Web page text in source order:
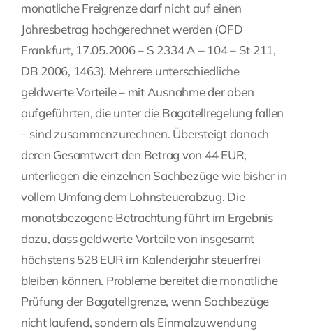
monatliche Freigrenze darf nicht auf einen
Jahresbetrag hochgerechnet werden (OFD
Frankfurt, 17.05.2006 – S 2334 A – 104 – St 211,
DB 2006, 1463). Mehrere unterschiedliche
geldwerte Vorteile – mit Ausnahme der oben
aufgeführten, die unter die Bagatellregelung fallen
– sind zusammenzurechnen. Übersteigt danach
deren Gesamtwert den Betrag von 44 EUR,
unterliegen die einzelnen Sachbezüge wie bisher in
vollem Umfang dem Lohnsteuerabzug. Die
monatsbezogene Betrachtung führt im Ergebnis
dazu, dass geldwerte Vorteile von insgesamt
höchstens 528 EUR im Kalenderjahr steuerfrei
bleiben können. Probleme bereitet die monatliche
Prüfung der Bagatellgrenze, wenn Sachbezüge
nicht laufend, sondern als Einmalzuwendung